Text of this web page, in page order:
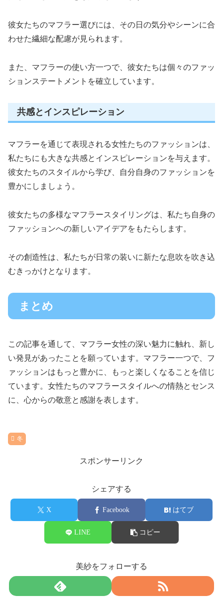
彼女たちのマフラー選びには、その日の気分やシーンに合
わせた繊細な配慮が見られます。
また、マフラーの使い方一つで、彼女たちは個々のファッ
ションステートメントを確立しています。
共感とインスピレーション
マフラーを通じて表現される女性たちのファッションは、
私たちにも大きな共感とインスピレーションを与えます。
彼女たちのスタイルから学び、自分自身のファッションを
豊かにしましょう。
彼女たちの多様なマフラースタイリングは、私たち自身の
ファッションへの新しいアイデアをもたらします。
その創造性は、私たちが日常の装いに新たな息吹を吹き込
むきっかけとなります。
まとめ
この記事を通して、マフラー女性の深い魅力に触れ、新し
い発見があったことを願っています。マフラー一つで、フ
ァッションはもっと豊かに、もっと楽しくなることを信じ
ています。女性たちのマフラースタイルへの情熱とセンス
に、心からの敬意と感謝を表します。
冬
スポンサーリンク
シェアする
X Facebook はてブ
LINE コピー
美紗をフォローする